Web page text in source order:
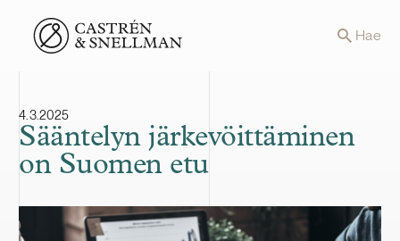
Front page Hae
4.3.2025
Sääntelyn järkevöittäminen
on Suomen etu